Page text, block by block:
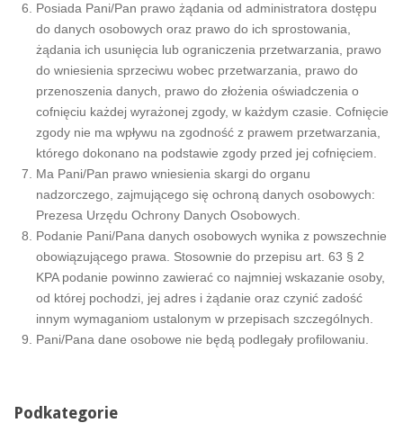
Posiada Pani/Pan prawo żądania od administratora dostępu
do danych osobowych oraz prawo do ich sprostowania,
żądania ich usunięcia lub ograniczenia przetwarzania, prawo
do wniesienia sprzeciwu wobec przetwarzania, prawo do
przenoszenia danych, prawo do złożenia oświadczenia o
cofnięciu każdej wyrażonej zgody, w każdym czasie. Cofnięcie
zgody nie ma wpływu na zgodność z prawem przetwarzania,
którego dokonano na podstawie zgody przed jej cofnięciem.
Ma Pani/Pan prawo wniesienia skargi do organu
nadzorczego, zajmującego się ochroną danych osobowych:
Prezesa Urzędu Ochrony Danych Osobowych.
Podanie Pani/Pana danych osobowych wynika z powszechnie
obowiązującego prawa. Stosownie do przepisu art. 63 § 2
KPA podanie powinno zawierać co najmniej wskazanie osoby,
od której pochodzi, jej adres i żądanie oraz czynić zadość
innym wymaganiom ustalonym w przepisach szczególnych.
Pani/Pana dane osobowe nie będą podlegały profilowaniu.
Podkategorie